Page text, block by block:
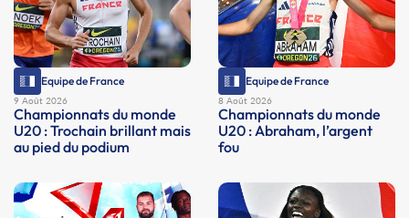
Equipe de France
9 Août 2026
Championnats du monde
U20 : Trochain brillant mais
au pied du podium
Equipe de France
8 Août 2026
Championnats du monde
U20 : Abraham, l’argent
fou